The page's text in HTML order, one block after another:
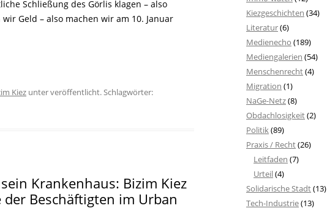
Schließung des Görlis klagen – also
Geld – also machen wir am 10. Januar
Kiez unter veröffentlicht. Schlagwörter:
Krankenhaus: Bizim Kiez
der Beschäftigten im Urban
Kiezgeschichten (34)
Literatur(6)
Medienecho (189)
Mediengalerien (54)
Menschenrecht(4)
Migration (1)
NaGe-Netz(8)
Obdachlosigkeit(2)
Politik(89)
Praxis / Recht(26)
Leitfaden (7)
Urteil(4)
Solidarische Stadt(13)
Tech-Industrie(13)